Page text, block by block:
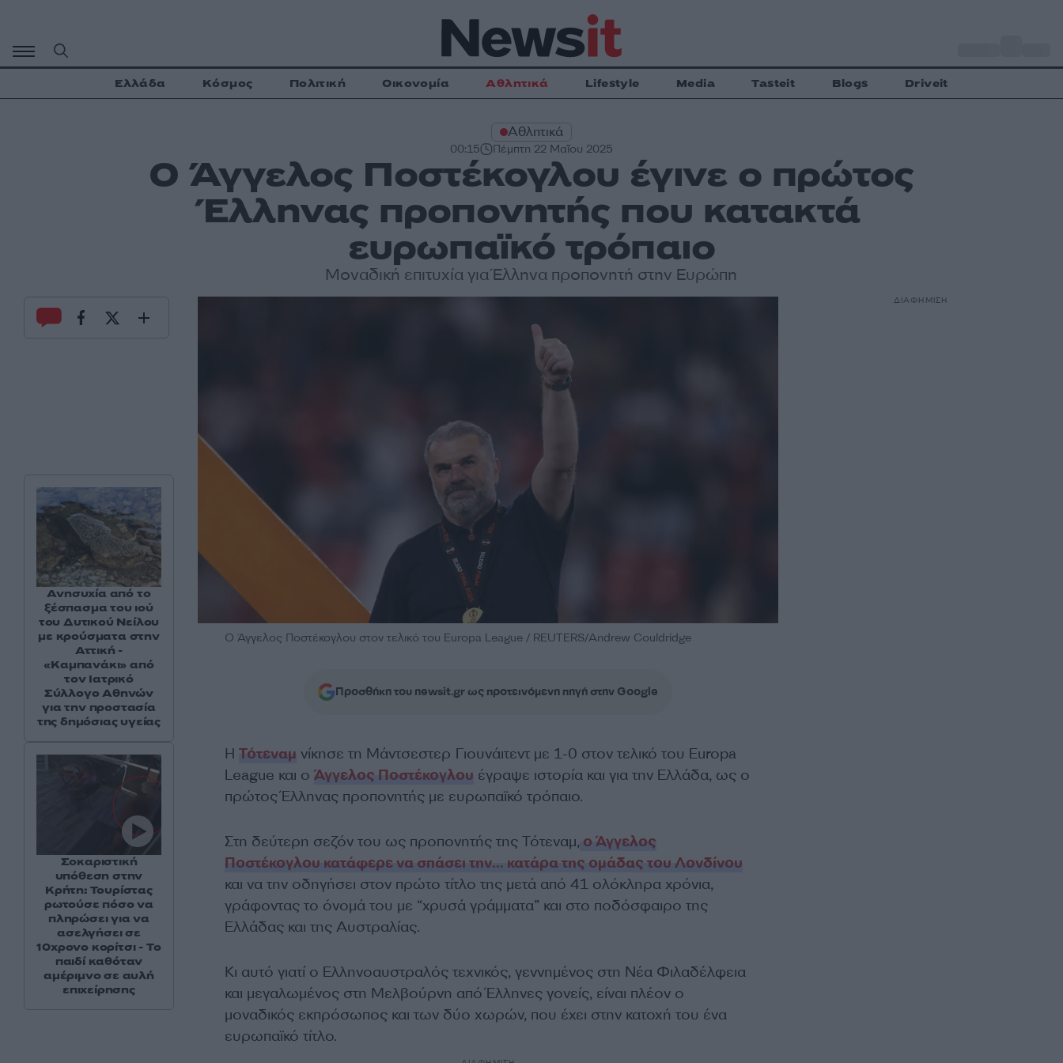
περιεχόμενο
Ελλάδα Κόσμος Πολιτική Οικονομία Αθλητικά Lifestyle Media Tasteit Blogs Driveit
Αθλητικά
00:15 Πέμπτη 22 Μαΐου 2025
Ο Άγγελος Ποστέκογλου έγινε ο πρώτος
Έλληνας προπονητής που κατακτά
ευρωπαϊκό τρόπαιο
Μοναδική επιτυχία για Έλληνα προπονητή στην Ευρώπη
Ο Άγγελος Ποστέκογλου στον τελικό του Europa League / REUTERS/Andrew Couldridge
Προσθήκη του newsit.gr ως προτεινόμενη πηγή στην Google
Η Τότεναμ νίκησε τη Μάντσεστερ Γιουνάιτεντ με 1-0 στον τελικό του Europa
League και ο Άγγελος Ποστέκογλου έγραψε ιστορία και για την Ελλάδα, ως ο
πρώτος Έλληνας προπονητής με ευρωπαϊκό τρόπαιο.
Στη δεύτερη σεζόν του ως προπονητής της Τότεναμ, ο Άγγελος
Ποστέκογλου κατάφερε να σπάσει την… κατάρα της ομάδας του Λονδίνου
και να την οδηγήσει στον πρώτο τίτλο της μετά από 41 ολόκληρα χρόνια,
γράφοντας το όνομά του με “χρυσά γράμματα” και στο ποδόσφαιρο της
Ελλάδας και της Αυστραλίας.
Κι αυτό γιατί ο Ελληνοαυστραλός τεχνικός, γεννημένος στη Νέα Φιλαδέλφεια
και μεγαλωμένος στη Μελβούρνη από Έλληνες γονείς, είναι πλέον ο
μοναδικός εκπρόσωπος και των δύο χωρών, που έχει στην κατοχή του ένα
ευρωπαϊκό τίτλο.
Ανησυχία από το
ξέσπασμα του ιού
του Δυτικού Νείλου
με κρούσματα στην
Αττική -
«Καμπανάκι» από
τον Ιατρικό
Σύλλογο Αθηνών
για την προστασία
της δημόσιας υγείας
Σοκαριστική
υπόθεση στην
Κρήτη: Τουρίστας
ρωτούσε πόσο να
πληρώσει για να
ασελγήσει σε
10χρονο κορίτσι - Το
παιδί καθόταν
αμέριμνο σε αυλή
επιχείρησης
ΔΙΑΦΗΜΙΣΗ